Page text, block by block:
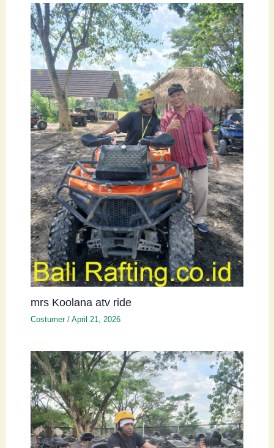
mrs Koolana atv ride
Costumer/ April 21, 2026